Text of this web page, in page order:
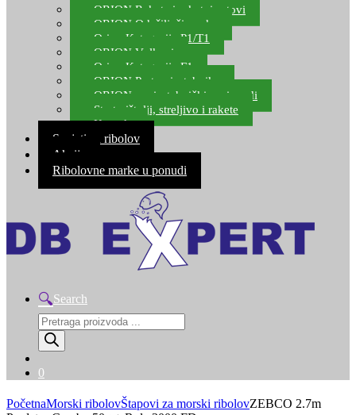
ORION Rakete i raketni setovi
ORION Odašiljači zvuka
Orion Kategorija P1/T1
ORION Vulkani
Orion Kategorija F1
ORION Party pirotehnika
ORION nepirotehnički proizvodi
Start pištolji, streljivo i rakete
Kontakt
Savjeti za ribolov
Akcija
Ribolovne marke u ponudi
Search
Products
search
0
PočetnaMorski ribolovŠtapovi za morski ribolovZEBCO 2.7m